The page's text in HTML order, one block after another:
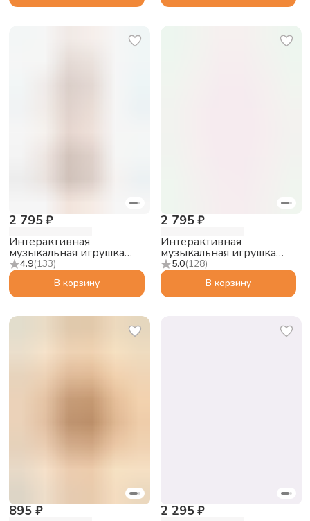
4.9(133)
2 795 ₽
Интерактивная
музыкальная игрушка
alilo Умный зайка R1,
бежевый
В корзину
5.0(128)
2 795 ₽
Интерактивная
музыкальная игрушка
alilo Умный зайка R1,
розовый
В корзину
895 ₽ 2 295 ₽